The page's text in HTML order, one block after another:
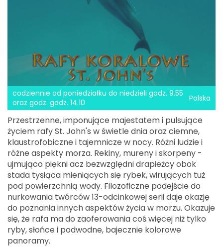
codziennie od poniedziałku do niedzieli godz. 9.55
oraz godz. godz. 14.10
Polska
Przestrzenne, imponujące majestatem i pulsujące
życiem rafy St. John's w świetle dnia oraz ciemne,
klaustrofobiczne i tajemnicze w nocy. Różni ludzie i
różne aspekty morza. Rekiny, mureny i skorpeny -
ujmująco piękni acz bezwzględni drapieżcy obok
stada tysiąca mieniących się rybek, wirujących tuż
pod powierzchnią wody. Filozoficzne podejście do
nurkowania twórców 13-odcinkowej serii daje okazję
do poznania innych aspektów życia w morzu. Okazuje
się, że rafa ma do zaoferowania coś więcej niż tylko
ryby, słońce i podwodne, bajecznie kolorowe
panoramy.